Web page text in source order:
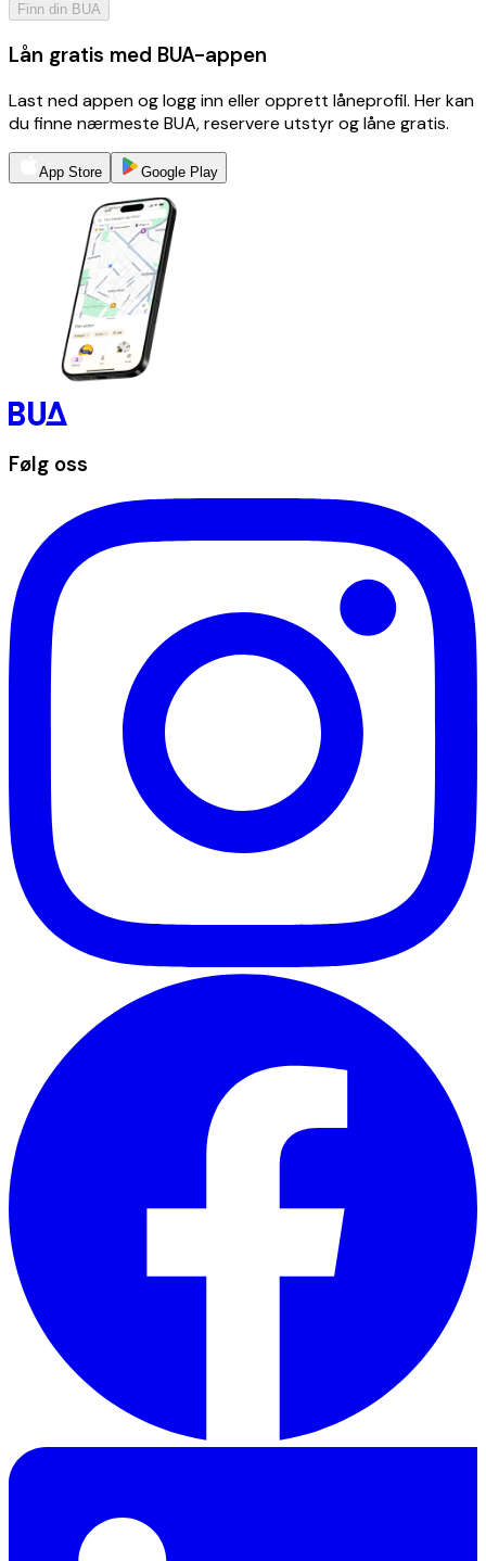
Finn din BUA
Lån gratis med BUA-appen
Last ned appen og logg inn eller opprett låneprofil. Her kan
du finne nærmeste BUA, reservere utstyr og låne gratis.
App Store Google Play
Følg oss